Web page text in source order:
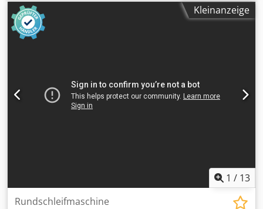
Gesamtleistungsbedarf 8 kw Gewicht ca. 2500 kg Dit is een
machine van Machines4you Cedpfegfqn Nox AgkshaKleinanzeige
1 / 13
Rundschleifmaschine